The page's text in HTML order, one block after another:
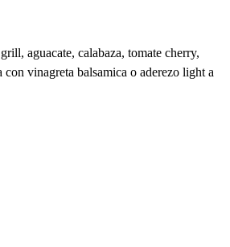
aguacate, calabaza, tomate cherry,
vinagreta balsamica o aderezo light a